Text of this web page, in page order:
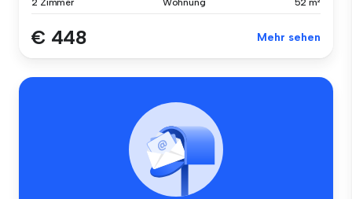
2 Zimmer Wohnung 52 m²
€ 448 Mehr sehen